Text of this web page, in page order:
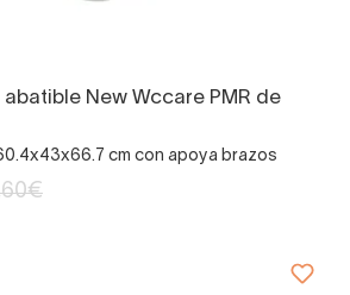
New Wccare PMR de
cm con apoya brazos